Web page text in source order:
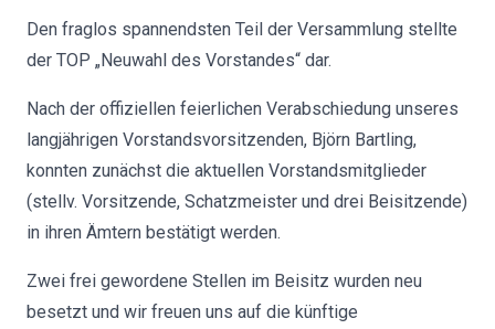
Den fraglos spannendsten Teil der Versammlung stellte
der TOP „Neuwahl des Vorstandes“ dar.
Nach der offiziellen feierlichen Verabschiedung unseres
langjährigen Vorstandsvorsitzenden, Björn Bartling,
konnten zunächst die aktuellen Vorstandsmitglieder
(stellv. Vorsitzende, Schatzmeister und drei Beisitzende)
in ihren Ämtern bestätigt werden.
Zwei frei gewordene Stellen im Beisitz wurden neu
besetzt und wir freuen uns auf die künftige